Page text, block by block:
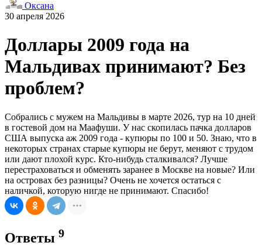
Оксана
30 апреля 2026
Доллары 2009 года на
Мальдивах принимают? Без
проблем?
Собрались с мужем на Мальдивы в марте 2026, тур на 10 дней
в гостевой дом на Маафуши. У нас скопилась пачка долларов
США выпуска аж 2009 года - купюры по 100 и 50. Знаю, что в
некоторых странах старые купюры не берут, меняют с трудом
или дают плохой курс. Кто-нибудь сталкивался? Лучше
перестраховаться и обменять заранее в Москве на новые? Или
на островах без разницы? Очень не хочется остаться с
наличкой, которую нигде не принимают. Спасибо!
Ответы 9